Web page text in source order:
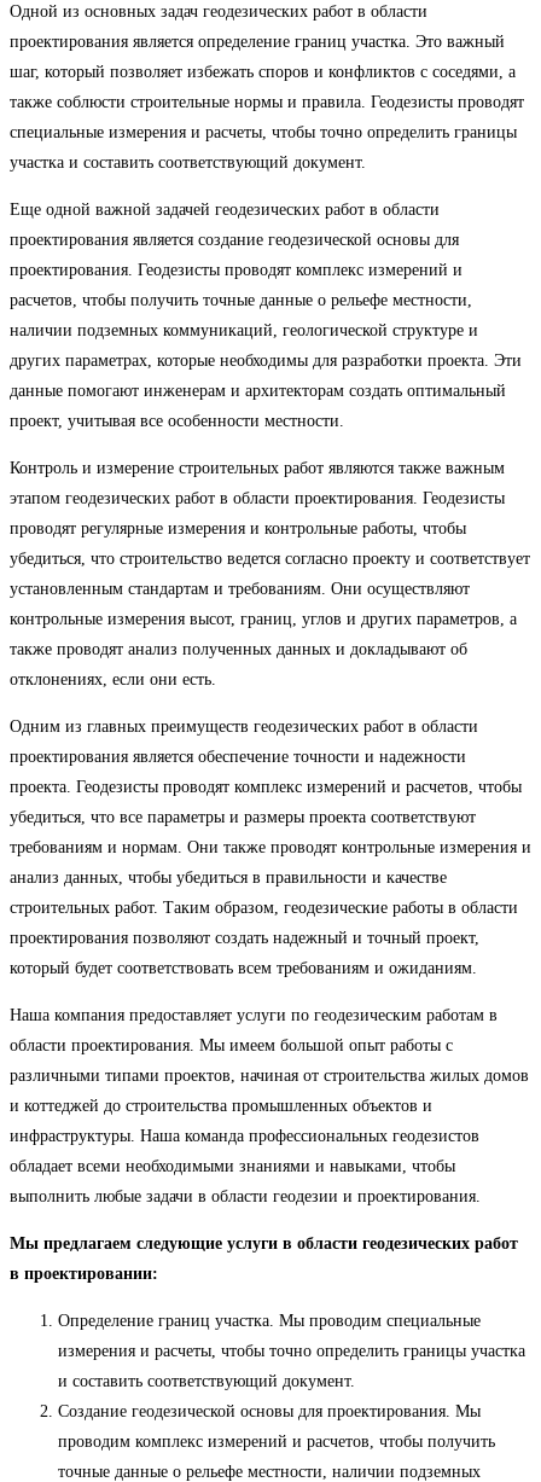
Одной из основных задач геодезических работ в области
проектирования является определение границ участка. Это важный
шаг, который позволяет избежать споров и конфликтов с соседями, а
также соблюсти строительные нормы и правила. Геодезисты проводят
специальные измерения и расчеты, чтобы точно определить границы
участка и составить соответствующий документ.
Еще одной важной задачей геодезических работ в области
проектирования является создание геодезической основы для
проектирования. Геодезисты проводят комплекс измерений и
расчетов, чтобы получить точные данные о рельефе местности,
наличии подземных коммуникаций, геологической структуре и
других параметрах, которые необходимы для разработки проекта. Эти
данные помогают инженерам и архитекторам создать оптимальный
проект, учитывая все особенности местности.
Контроль и измерение строительных работ являются также важным
этапом геодезических работ в области проектирования. Геодезисты
проводят регулярные измерения и контрольные работы, чтобы
убедиться, что строительство ведется согласно проекту и соответствует
установленным стандартам и требованиям. Они осуществляют
контрольные измерения высот, границ, углов и других параметров, а
также проводят анализ полученных данных и докладывают об
отклонениях, если они есть.
Одним из главных преимуществ геодезических работ в области
проектирования является обеспечение точности и надежности
проекта. Геодезисты проводят комплекс измерений и расчетов, чтобы
убедиться, что все параметры и размеры проекта соответствуют
требованиям и нормам. Они также проводят контрольные измерения и
анализ данных, чтобы убедиться в правильности и качестве
строительных работ. Таким образом, геодезические работы в области
проектирования позволяют создать надежный и точный проект,
который будет соответствовать всем требованиям и ожиданиям.
Наша компания предоставляет услуги по геодезическим работам в
области проектирования. Мы имеем большой опыт работы с
различными типами проектов, начиная от строительства жилых домов
и коттеджей до строительства промышленных объектов и
инфраструктуры. Наша команда профессиональных геодезистов
обладает всеми необходимыми знаниями и навыками, чтобы
выполнить любые задачи в области геодезии и проектирования.
Мы предлагаем следующие услуги в области геодезических работ
в проектировании:
Определение границ участка. Мы проводим специальные
измерения и расчеты, чтобы точно определить границы участка
и составить соответствующий документ.
Создание геодезической основы для проектирования. Мы
проводим комплекс измерений и расчетов, чтобы получить
точные данные о рельефе местности, наличии подземных